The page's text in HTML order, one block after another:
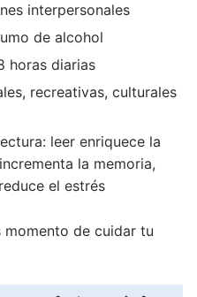
interpersonales
de alcohol
horas diarias
recreativas, culturales
leer enriquece la
la memoria,
el estrés
momento de cuidar tu